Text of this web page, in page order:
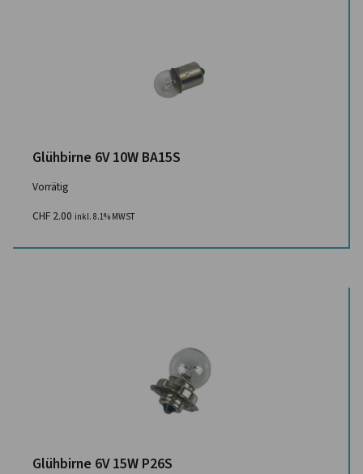
Glühbirne 6V 10W BA15S
Vorrätig
CHF 2.00 inkl. 8.1% MWST
Glühbirne 6V 15W P26S